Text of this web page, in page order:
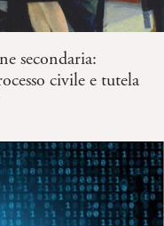
secondaria:
civile e tutela